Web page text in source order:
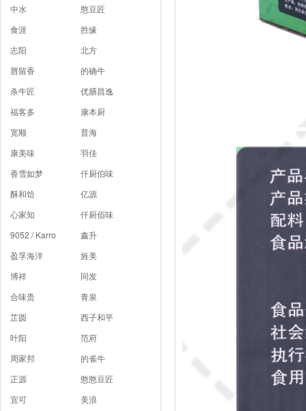
中水
憨豆匠
食涯
胜缘
志阳
北方
唇留香
的确牛
杀牛匠
优膳昌逸
福客多
康本厨
宽顺
普海
康美味
羽佳
香雪如梦
仟厨伯味
酥和饸
亿源
心家知
仟厨佰味
9052 / Karro
鑫升
盈孚海洋
旌美
博祥
同发
合味贵
青泉
芷圆
西子和平
叶阳
范府
周家邦
的雀牛
正源
憨憨豆匠
宜可
美浪